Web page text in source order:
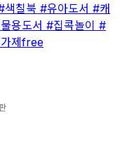
색칠북 #유아도서 #캐
용도서 #집콕놀이 #
제free